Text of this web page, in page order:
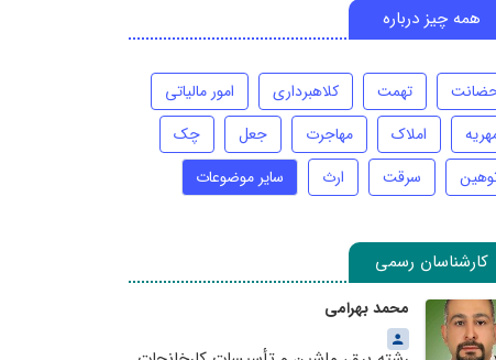
همه چیز درباره
تهمت کلاهبرداری
امور مالیاتی
املاک مهاجرت جعل
چک
سرقت ارث سایر موضوعات
کارشناسان رسمی
محمد بهرامی